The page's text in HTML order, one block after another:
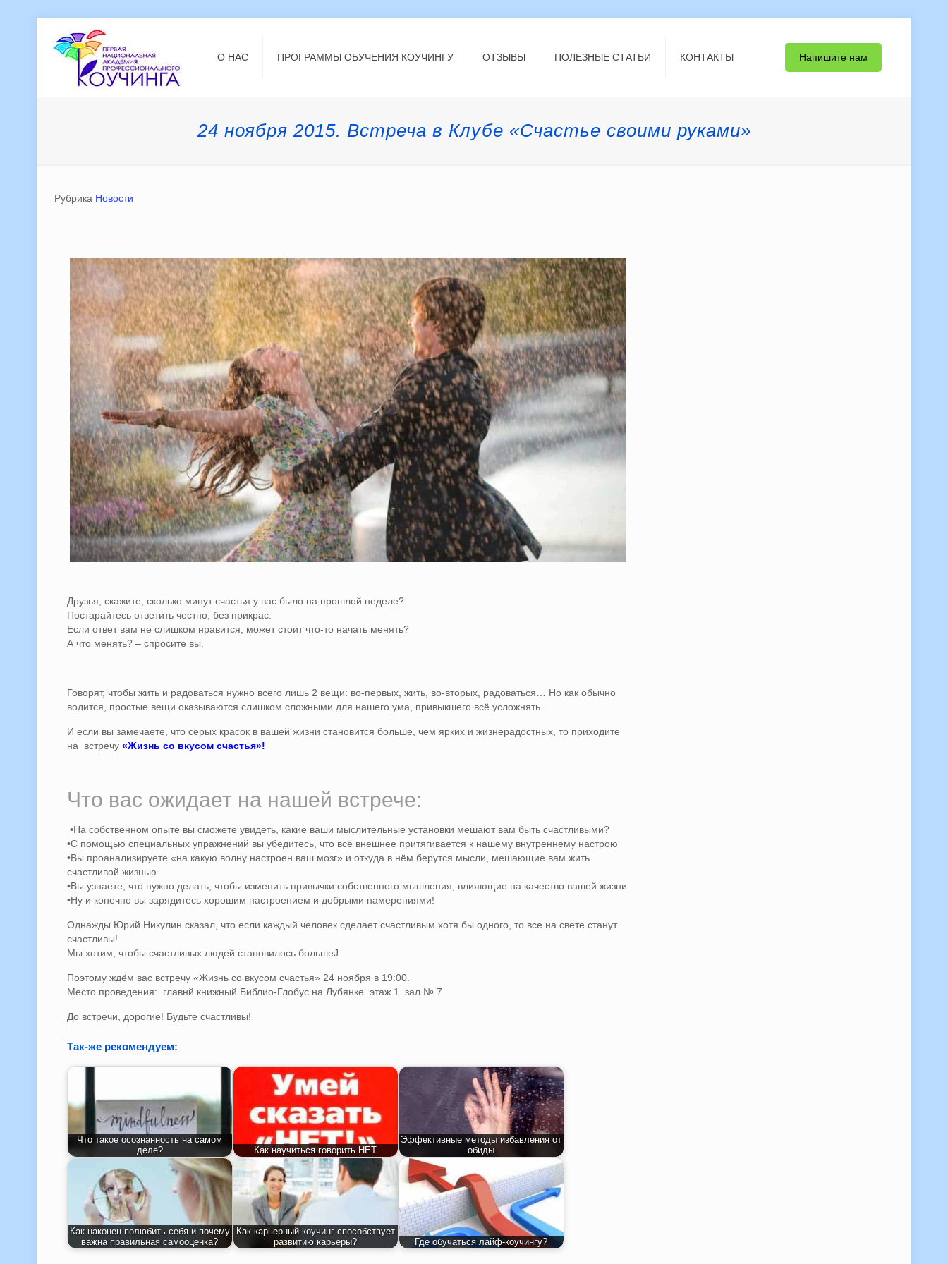
О НАС ПРОГРАММЫ ОБУЧЕНИЯ КОУЧИНГУ ОТЗЫВЫ ПОЛЕЗНЫЕ СТАТЬИ КОНТАКТЫ Напишите нам
24 ноября 2015. Встреча в Клубе «Счастье своими руками»
Рубрика Новости
Друзья, скажите, сколько минут счастья у вас было на прошлой неделе?
Постарайтесь ответить честно, без прикрас.
Если ответ вам не слишком нравится, может стоит что-то начать менять?
А что менять? – спросите вы.
Говорят, чтобы жить и радоваться нужно всего лишь 2 вещи: во-первых, жить, во-вторых, радоваться… Но как обычно
водится, простые вещи оказываются слишком сложными для нашего ума, привыкшего всё усложнять.
И если вы замечаете, что серых красок в вашей жизни становится больше, чем ярких и жизнерадостных, то приходите
на встречу «Жизнь со вкусом счастья»!
Что вас ожидает на нашей встрече:
•На собственном опыте вы сможете увидеть, какие ваши мыслительные установки мешают вам быть счастливыми?
•С помощью специальных упражнений вы убедитесь, что всё внешнее притягивается к нашему внутреннему настрою
•Вы проанализируете «на какую волну настроен ваш мозг» и откуда в нём берутся мысли, мешающие вам жить
счастливой жизнью
•Вы узнаете, что нужно делать, чтобы изменить привычки собственного мышления, влияющие на качество вашей жизни
•Ну и конечно вы зарядитесь хорошим настроением и добрыми намерениями!
Однажды Юрий Никулин сказал, что если каждый человек сделает счастливым хотя бы одного, то все на свете станут
счастливы!
Мы хотим, чтобы счастливых людей становилось большеJ
Поэтому ждём вас встречу «Жизнь со вкусом счастья» 24 ноября в 19:00.
Место проведения: главнй книжный Библио-Глобус на Лубянке этаж 1 зал № 7
До встречи, дорогие! Будьте счастливы!
Так-же рекомендуем:
Что такое осознанность на самом
деле?
Как научиться говорить НЕТ
Эффективные методы избавления от
обиды
Как наконец полюбить себя и почему
важна правильная самооценка?
Как карьерный коучинг способствует
развитию карьеры?
Где обучаться лайф-коучингу?